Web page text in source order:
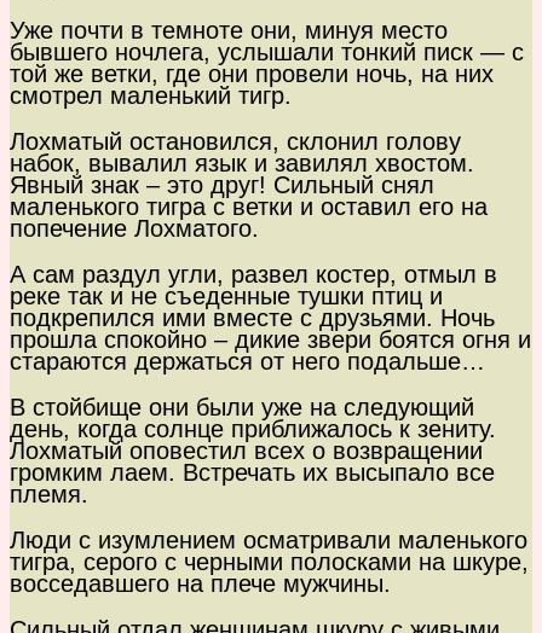
Уже почти в темноте они, минуя место
бывшего ночлега, услышали тонкий писк — с
той же ветки, где они провели ночь, на них
смотрел маленький тигр.
Лохматый остановился, склонил голову
набок, вывалил язык и завилял хвостом.
Явный знак – это друг! Сильный снял
маленького тигра с ветки и оставил его на
попечение Лохматого.
А сам раздул угли, развел костер, отмыл в
реке так и не съеденные тушки птиц и
подкрепился ими вместе с друзьями. Ночь
прошла спокойно – дикие звери боятся огня и
стараются держаться от него подальше…
В стойбище они были уже на следующий
день, когда солнце приближалось к зениту.
Лохматый оповестил всех о возвращении
громким лаем. Встречать их высыпало все
племя.
Люди с изумлением осматривали маленького
тигра, серого с черными полосками на шкуре,
восседавшего на плече мужчины.